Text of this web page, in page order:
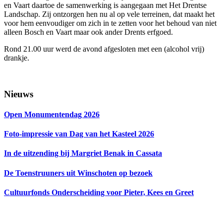
en Vaart daartoe de samenwerking is aangegaan met Het Drentse
Landschap. Zij ontzorgen hen nu al op vele terreinen, dat maakt het
voor hem eenvoudiger om zich in te zetten voor het behoud van niet
alleen Bosch en Vaart maar ook ander Drents erfgoed.
Rond 21.00 uur werd de avond afgesloten met een (alcohol vrij)
drankje.
Primaire
Nieuws
Open Monumentendag 2026
Foto-impressie van Dag van het Kasteel 2026
In de uitzending bij Margriet Benak in Cassata
De Toenstruuners uit Winschoten op bezoek
Cultuurfonds Onderscheiding voor Pieter, Kees en Greet